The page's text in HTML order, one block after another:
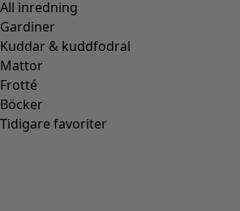
All inredning
Gardiner
Kuddar & kuddfodral
Mattor
Frotté
Böcker
Tidigare favoriter